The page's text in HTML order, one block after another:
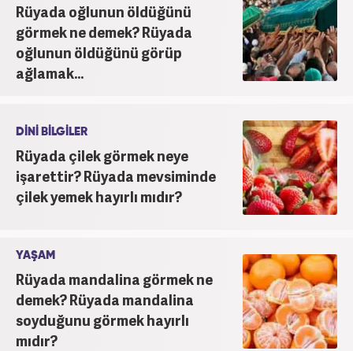
Rüyada oğlunun öldüğünü
görmek ne demek? Rüyada
oğlunun öldüğünü görüp
ağlamak...
DİNİ BİLGİLER
Rüyada çilek görmek neye
işarettir? Rüyada mevsiminde
çilek yemek hayırlı mıdır?
YAŞAM
Rüyada mandalina görmek ne
demek? Rüyada mandalina
soyduğunu görmek hayırlı
mıdır?